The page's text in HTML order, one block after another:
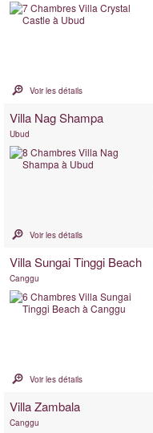
Voir les détails
Villa Nag Shampa
Ubud
Voir les détails
Villa Sungai Tinggi Beach
Canggu
Voir les détails
Villa Zambala
Canggu